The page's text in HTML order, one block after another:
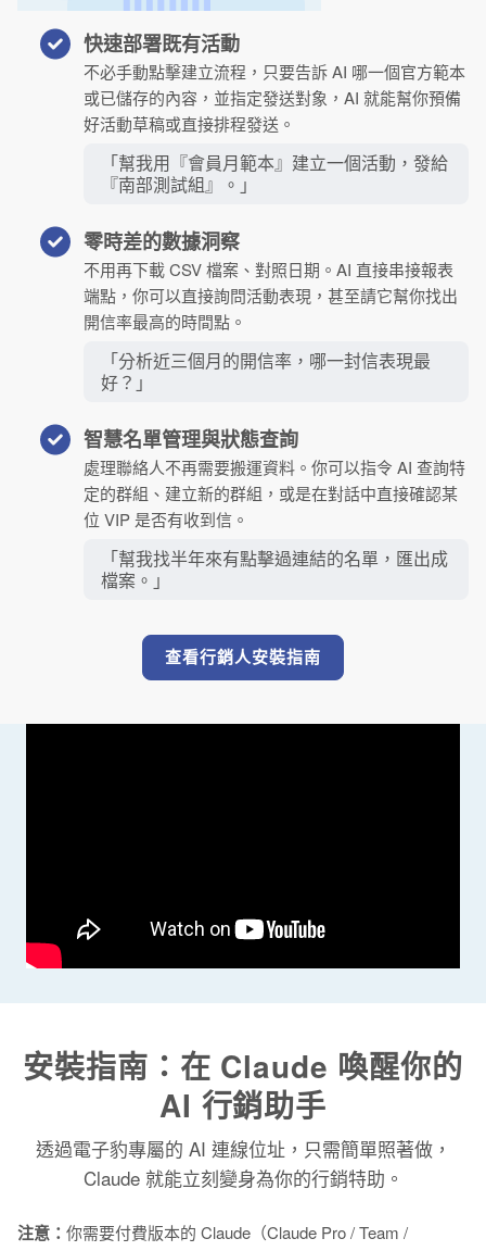
快速部署既有活動
不必手動點擊建立流程，只要告訴 AI 哪一個官方範本
或已儲存的內容，並指定發送對象，AI 就能幫你預備
好活動草稿或直接排程發送。
「幫我用『會員月範本』建立一個活動，發給
『南部測試組』。」
零時差的數據洞察
不用再下載 CSV 檔案、對照日期。AI 直接串接報表
端點，你可以直接詢問活動表現，甚至請它幫你找出
開信率最高的時間點。
「分析近三個月的開信率，哪一封信表現最
好？」
智慧名單管理與狀態查詢
處理聯絡人不再需要搬運資料。你可以指令 AI 查詢特
定的群組、建立新的群組，或是在對話中直接確認某
位 VIP 是否有收到信。
「幫我找半年來有點擊過連結的名單，匯出成
檔案。」
查看行銷人安裝指南
安裝指南：在 Claude 喚醒你的
AI 行銷助手
透過電子豹專屬的 AI 連線位址，只需簡單照著做，
Claude 就能立刻變身為你的行銷特助。
注意： 你需要付費版本的 Claude（Claude Pro / Team /